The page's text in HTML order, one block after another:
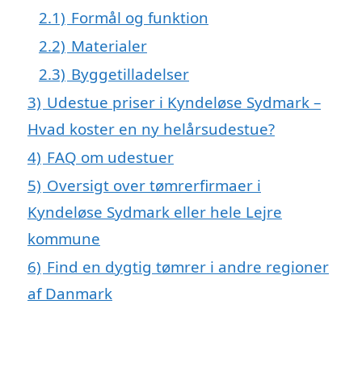
2.1) Formål og funktion
2.2) Materialer
2.3) Byggetilladelser
3) Udestue priser i Kyndeløse Sydmark –
Hvad koster en ny helårsudestue?
4) FAQ om udestuer
5) Oversigt over tømrerfirmaer i
Kyndeløse Sydmark eller hele Lejre
kommune
6) Find en dygtig tømrer i andre regioner
af Danmark